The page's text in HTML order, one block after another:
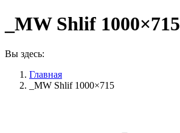
_MW Shlif 1000×715
Вы здесь:
Главная
_MW Shlif 1000×715